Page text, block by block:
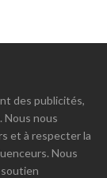
des publicités,
Nous nous
et à respecter la
Nous